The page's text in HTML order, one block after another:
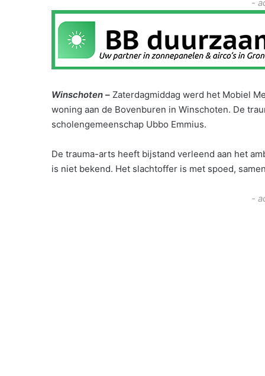
-
Winschoten – Zaterdagmiddag werd het Mobiel
woning aan de Bovenburen in Winschoten. De
scholengemeenschap Ubbo Emmius.
De trauma-arts heeft bijstand verleend aan het
is niet bekend. Het slachtoffer is met spoed,
-